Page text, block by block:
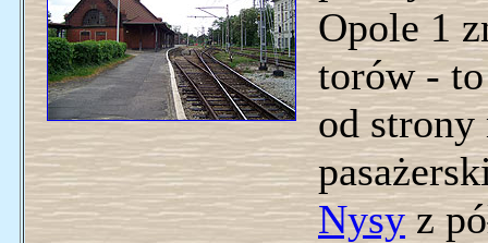
Opole 1
torów -
od strony
Nysyz